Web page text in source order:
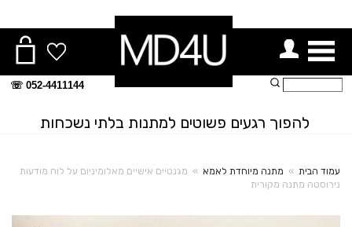
תפריט
052-4411144 ☏
להפוך רגעים פשוטים למתנות בלתי נשכחות
עמוד הבית » מתנה מיוחדת לאמא » מגנטיים אישיים מאלומיניום על לוח מודעות
נירוסטה מתנה מקורית